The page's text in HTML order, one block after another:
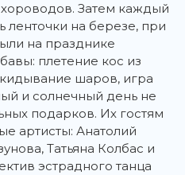
Затем каждый
на березе, при
на празднике
плетение кос из
шаров, игра
и солнечный день не
подарков. Их гостям
артисты: Анатолий
Татьяна Колбас и
эстрадного танца